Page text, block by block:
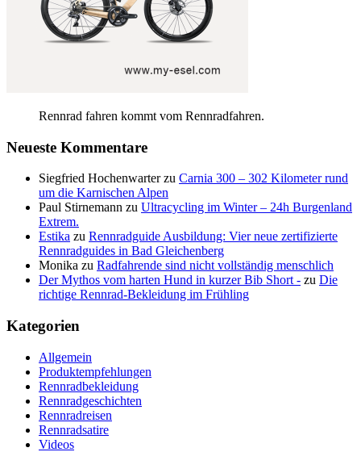
Rennrad fahren kommt vom Rennradfahren.
Neueste Kommentare
Siegfried Hochenwarterzu Carnia 300 – 302 Kilometer rund
um die Karnischen Alpen
Paul Stirnemann zu Ultracycling im Winter – 24h Burgenland
Extrem.
Estika zu Rennradguide Ausbildung: Vier neue zertifizierte
Rennradguides in Bad Gleichenberg
Monika zu Radfahrende sind nicht vollständig menschlich
Der Mythos vom harten Hund in kurzer Bib Short - zu Die
richtige Rennrad-Bekleidung im Frühling
Kategorien
Allgemein
Produktempfehlungen
Rennradbekleidung
Rennradgeschichten
Rennradreisen
Rennradsatire
Videos